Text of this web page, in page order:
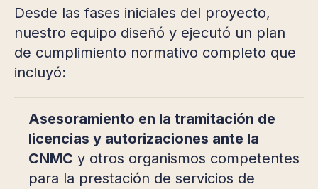
Desde las fases iniciales del proyecto,
nuestro equipo diseñó y ejecutó un plan
de cumplimiento normativo completo que
incluyó:
Asesoramiento en la tramitación de
licencias y autorizaciones ante la
CNMC y otros organismos competentes
para la prestación de servicios de